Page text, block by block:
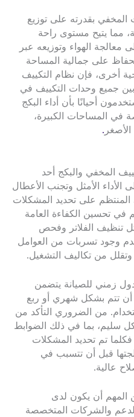
المخفي بقدرته على توزيع
مما يتيح مستوى راحة
معالجة الهواء وتوزيعه عبر
على جمالية المساحة
أخرى، فإن نظام التكييف
جميع وحدات التكييف في
أحيانًا بأن أداء البكج
في المساحات الكبيرة،
.
المخفي والبكج أحد
الأداء الأمثل وتجنب الأعطال
المنتظم على تحديد المشكلات
تحسين الكفاءة العامة
تنظيف الفلاتر وفحص
وجود تسربات من العوامل
وتقلل من تكاليف التشغيل.
زمني للصيانة يتضمن
أن تتم بشكل شهري أو ربع
من الضروري التأكد من
سليم، بما في ذلك الضوابط
فكلما تم تحديد المشكلات
قبل أن تتسبب في
عالية.
المهم أن يكون لدى
والشركات المتخصصة